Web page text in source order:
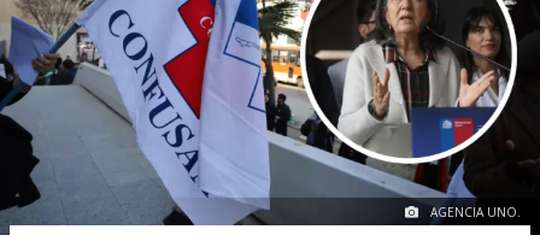
AGENCIA UNO.